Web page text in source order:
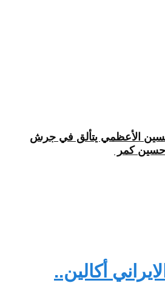
الأعظمي يتألق في جرش
حسين كمر
أكالين..